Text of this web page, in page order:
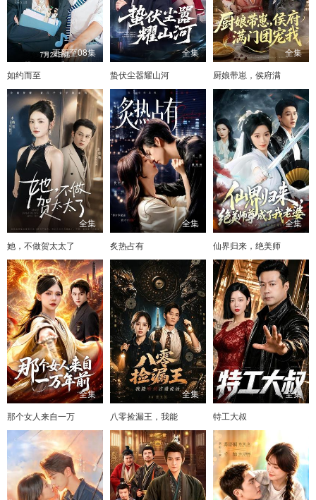
更新至08集
如约而至
全集
蛰伏尘嚣耀山河
全集
厨娘带崽，侯府满
全集
她，不做贺太太了
全集
炙热占有
全集
仙界归来，绝美师
全集
那个女人来自一万
全集
八零捡漏王，我能
全集
特工大叔